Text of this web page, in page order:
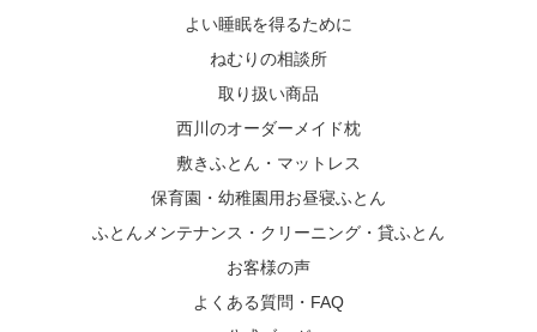
よい睡眠を得るために
ねむりの相談所
取り扱い商品
西川のオーダーメイド枕
敷きふとん・マットレス
保育園・幼稚園用お昼寝ふとん
ふとんメンテナンス・クリーニング・貸ふとん
お客様の声
よくある質問・FAQ